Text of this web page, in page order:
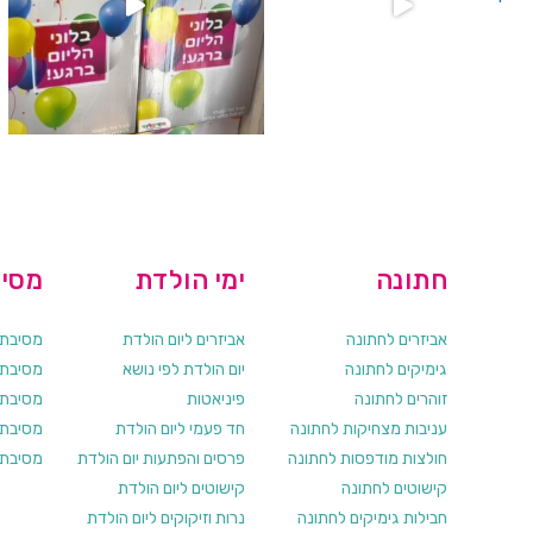
מסיבת
מסיבת
מסיבת
מסיבת
מסיבת
ימי הולדת
אביזרים ליום הולדת
יום הולדת לפי נושא
פיניאטות
חד פעמי ליום הולדת
פרסים והפתעות יום הולדת
קישוטים ליום הולדת
נרות וזיקוקים ליום הולדת
חתונה
אביזרים לחתונה
גימיקים לחתונה
זוהרים לחתונה
עניבות מצחיקות לחתונה
חולצות מודפסות לחתונה
קישוטים לחתונה
חבילות גימיקים לחתונה